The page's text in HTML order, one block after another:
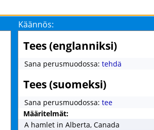
Käännös:
Tees (englanniksi)
Sana perusmuodossa: tehdä
Tees (suomeksi)
Sana perusmuodossa: tee
Määritelmät:
A hamlet in Alberta, Canada